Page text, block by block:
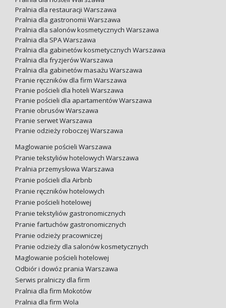
Pralnia dla restauracji Warszawa
Pralnia dla gastronomii Warszawa
Pralnia dla salonów kosmetycznych Warszawa
Pralnia dla SPA Warszawa
Pralnia dla gabinetów kosmetycznych Warszawa
Pralnia dla fryzjerów Warszawa
Pralnia dla gabinetów masażu Warszawa
Pranie ręczników dla firm Warszawa
Pranie pościeli dla hoteli Warszawa
Pranie pościeli dla apartamentów Warszawa
Pranie obrusów Warszawa
Pranie serwet Warszawa
Pranie odzieży roboczej Warszawa
Maglowanie pościeli Warszawa
Pranie tekstyliów hotelowych Warszawa
Pralnia przemysłowa Warszawa
Pranie pościeli dla Airbnb
Pranie ręczników hotelowych
Pranie pościeli hotelowej
Pranie tekstyliów gastronomicznych
Pranie fartuchów gastronomicznych
Pranie odzieży pracowniczej
Pranie odzieży dla salonów kosmetycznych
Maglowanie pościeli hotelowej
Odbiór i dowóz prania Warszawa
Serwis pralniczy dla firm
Pralnia dla firm Mokotów
Pralnia dla firm Wola